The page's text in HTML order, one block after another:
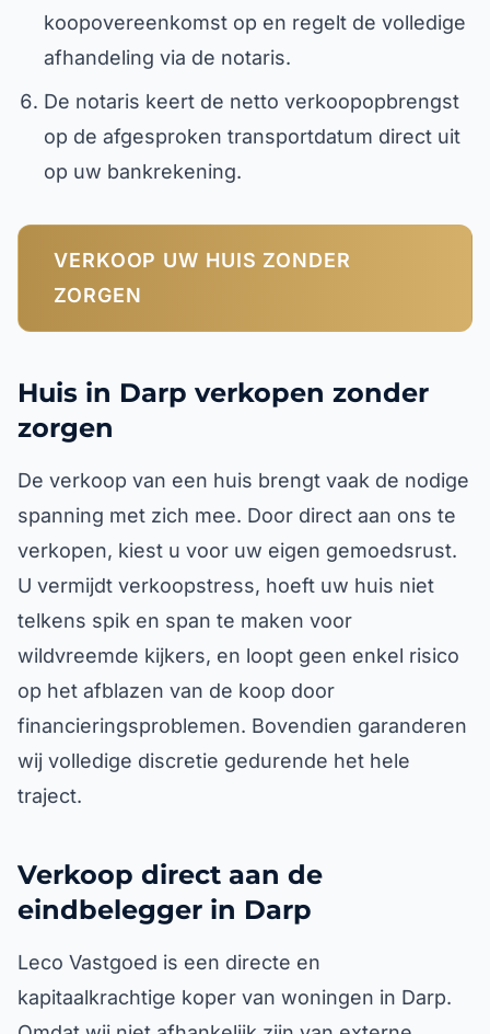
koopovereenkomst op en regelt de volledige
afhandeling via de notaris.
De notaris keert de netto verkoopopbrengst
op de afgesproken transportdatum direct uit
op uw bankrekening.
VERKOOP UW HUIS ZONDER
ZORGEN
Huis in Darp verkopen zonder
zorgen
De verkoop van een huis brengt vaak de nodige
spanning met zich mee. Door direct aan ons te
verkopen, kiest u voor uw eigen gemoedsrust.
U vermijdt verkoopstress, hoeft uw huis niet
telkens spik en span te maken voor
wildvreemde kijkers, en loopt geen enkel risico
op het afblazen van de koop door
financieringsproblemen. Bovendien garanderen
wij volledige discretie gedurende het hele
traject.
Verkoop direct aan de
eindbelegger in Darp
Leco Vastgoed is een directe en
kapitaalkrachtige koper van woningen in Darp.